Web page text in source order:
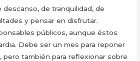
de tranquilidad, de
y pensar en disfrutar.
públicos, aunque éstos
Debe ser un mes para reponer
pero también para reflexionar sobre